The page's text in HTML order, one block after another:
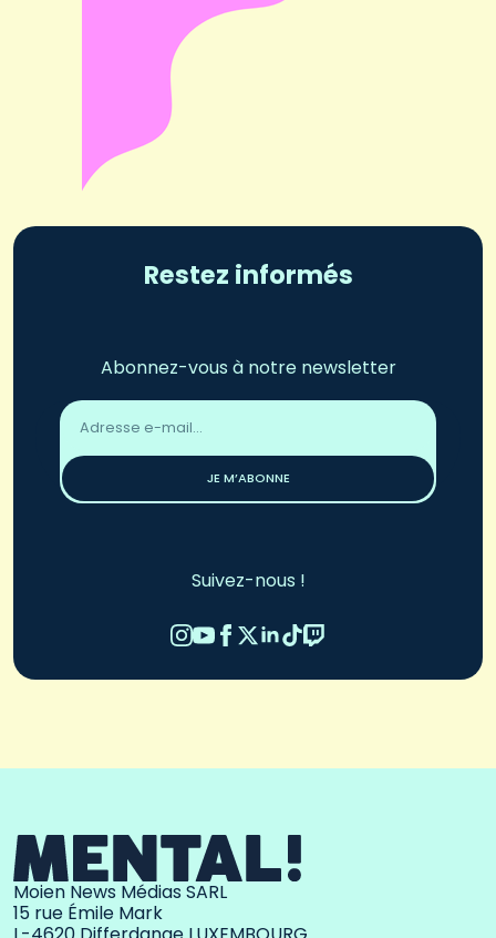
Restez informés
Abonnez-vous à notre newsletter
Adresse
email
JE M’ABONNE
Suivez-nous !
Moien News Médias SARL
15 rue Émile Mark